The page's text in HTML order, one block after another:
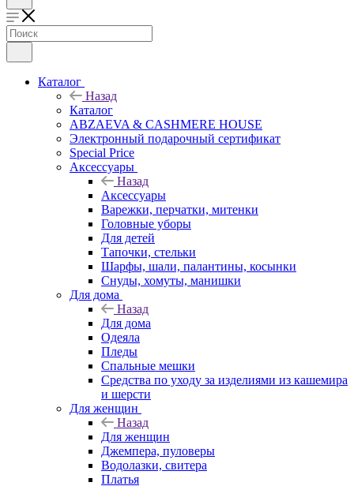
Каталог
Назад
Каталог
ABZAEVA & CASHMERE HOUSE
Электронный подарочный сертификат
Special Price
Аксессуары
Назад
Аксессуары
Варежки, перчатки, митенки
Головные уборы
Для детей
Тапочки, стельки
Шарфы, шали, палантины, косынки
Снуды, хомуты, манишки
Для дома
Назад
Для дома
Одеяла
Пледы
Спальные мешки
Средства по уходу за изделиями из кашемира
и шерсти
Для женщин
Назад
Для женщин
Джемпера, пуловеры
Водолазки, свитера
Платья